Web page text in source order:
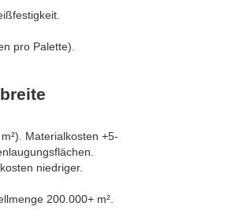
pro Palette).
Materialkosten +5-
niedriger.
200.000+ m².